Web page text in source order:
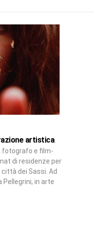
artistica
fotografo e film-
di residenze per
dei Sassi. Ad
Pellegrini, in arte